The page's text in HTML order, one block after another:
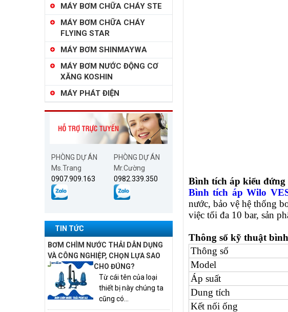
MÁY BƠM CHỮA CHÁY STE
MÁY BƠM CHỮA CHÁY
FLYING STAR
MÁY BƠM SHINMAYWA
MÁY BƠM NƯỚC ĐỘNG CƠ
XĂNG KOSHIN
MÁY PHÁT ĐIỆN
PHÒNG DỰ ÁN
Ms.Trang
0907.909.163
PHÒNG DỰ ÁN
Mr.Cường
0982.339.350
TIN TỨC
BƠM CHÌM NƯỚC THẢI DÂN DỤNG
VÀ CÔNG NGHIỆP, CHỌN LỰA SAO
CHO ĐÚNG?
Từ cái tên của loại
thiết bị này chúng ta
cũng có...
Bình tích áp kiểu
Bình tích áp Wilo
nước, bảo vệ hệ thống
việc tối đa 10 bar, sản
Thông số kỹ thuật
Thông số
Model
Áp suất
Dung tích
Kết nối ống